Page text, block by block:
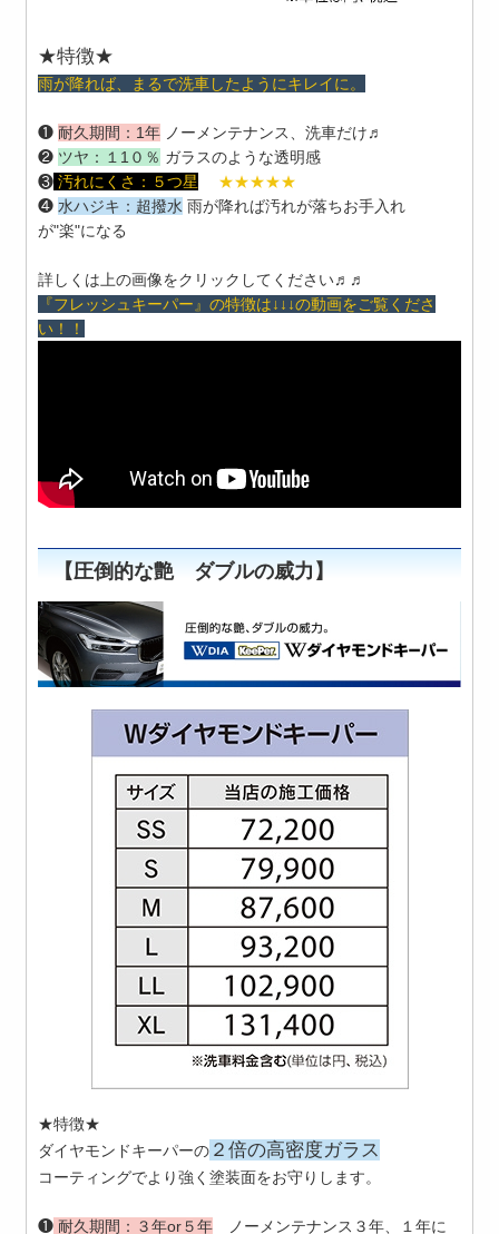
★特徴★
雨が降れば、まるで洗車したようにキレイに。
❶耐久期間：1年 ノーメンテナンス、洗車だけ♬
❷ ツヤ：１1０％ ガラスのような透明感
❸ 汚れにくさ： ５つ星
★★★★★
❹水ハジキ：超撥水 雨が降れば汚れが落ちお手入れ
が"楽"になる
詳しくは上の画像をクリックしてください♬♬
『フレッシュキーパー』の特徴は↓↓↓の動画をご覧くださ
い！！
【圧倒的な艶 ダブルの威力】
★特徴★
ダイヤモンドキーパーの ２倍の高密度ガラス
コーティングでより強く塗装面をお守りします。
❶ 耐久期間： ３年or５年 ノーメンテナンス３年、１年に